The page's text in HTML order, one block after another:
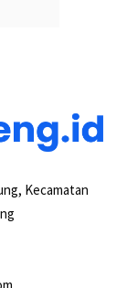
Kecamatan